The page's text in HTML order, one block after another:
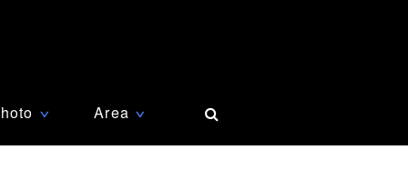
∨ Area ∨